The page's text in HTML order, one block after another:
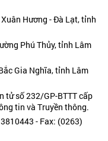
Hương - Đà Lạt, tỉnh
Phú Thủy, tỉnh Lâm
Gia Nghĩa, tỉnh Lâm
tử số 232/GP-BTTT cấp
tin và Truyền thông.
- Fax: (0263)